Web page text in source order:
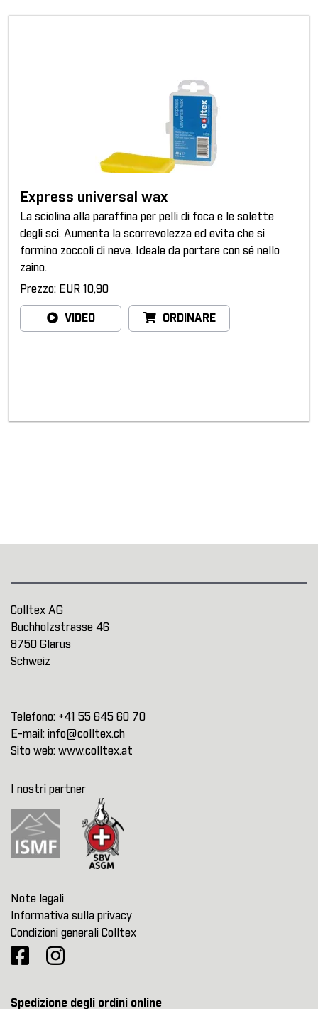
Express universal wax
La sciolina alla paraffina per pelli di foca e le solette
degli sci. Aumenta la scorrevolezza ed evita che si
formino zoccoli di neve. Ideale da portare con sé nello
zaino.
Prezzo: EUR 10,90
VIDEO ORDINARE
Colltex AG
Buchholzstrasse 46
8750 Glarus
Schweiz
Telefono: +41 55 645 60 70
E-mail: info@colltex.ch
Sito web: www.colltex.at
I nostri partner
Note legali
Informativa sulla privacy
Condizioni generali Colltex
Spedizione degli ordini online